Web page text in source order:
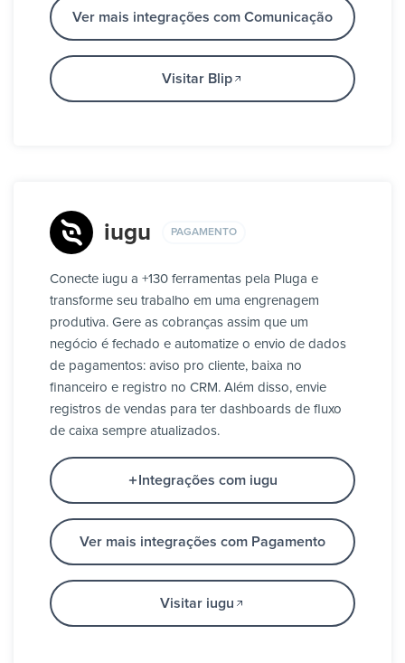
Ver mais integrações com Comunicação
Visitar Blip
iugu PAGAMENTO
Conecte iugu a +130 ferramentas pela Pluga e
transforme seu trabalho em uma engrenagem
produtiva. Gere as cobranças assim que um
negócio é fechado e automatize o envio de dados
de pagamentos: aviso pro cliente, baixa no
financeiro e registro no CRM. Além disso, envie
registros de vendas para ter dashboards de fluxo
de caixa sempre atualizados.
Integrações com iugu
Ver mais integrações com Pagamento
Visitar iugu